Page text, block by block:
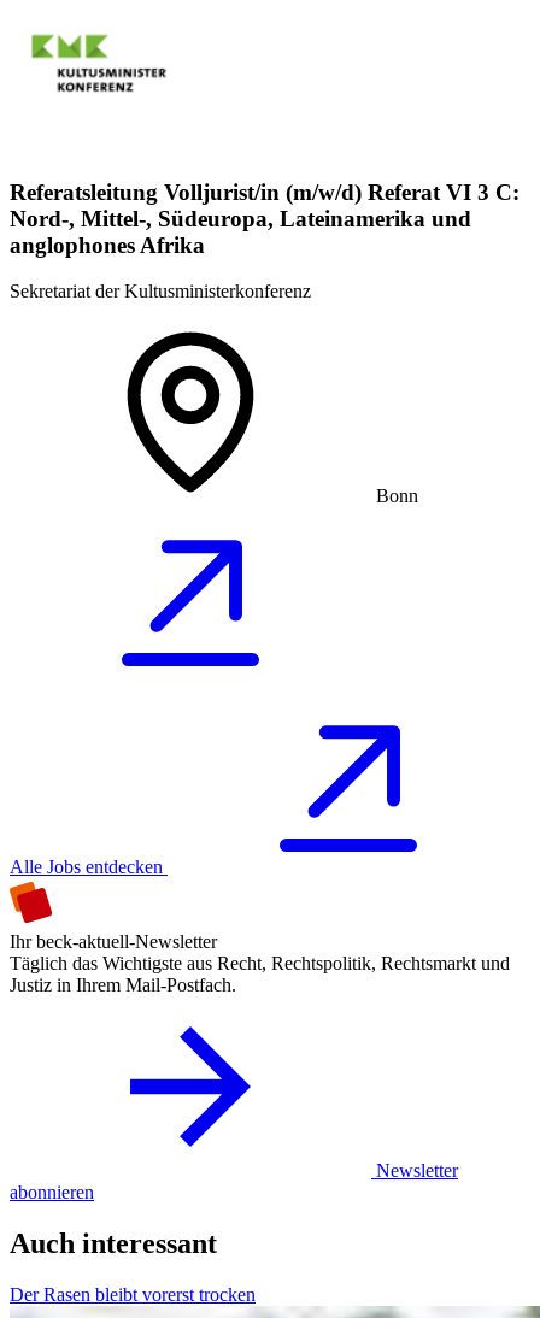
Referatsleitung Volljurist/in (m/w/d) Referat VI 3 C:
Nord-, Mittel-, Südeuropa, Lateinamerika und
anglophones Afrika
Sekretariat der Kultusministerkonferenz
Bonn
Alle Jobs entdecken
Ihr beck-aktuell-Newsletter
Täglich das Wichtigste aus Recht, Rechtspolitik, Rechtsmarkt und
Justiz in Ihrem Mail-Postfach.
Newsletter
abonnieren
Auch interessant
Der Rasen bleibt vorerst trocken